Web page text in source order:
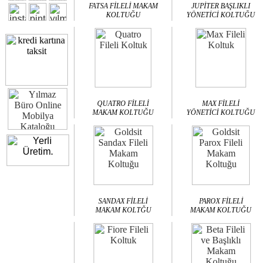
FATSA FİLELİ MAKAM
KOLTUĞU
JUPİTER BAŞLIKLI
YÖNETİCİ KOLTUĞU
QUATRO FİLELİ
MAKAM KOLTUĞU
MAX FİLELİ
YÖNETİCİ KOLTUĞU
SANDAX FİLELİ
MAKAM KOLTĞU
PAROX FİLELİ
MAKAM KOLTUĞU